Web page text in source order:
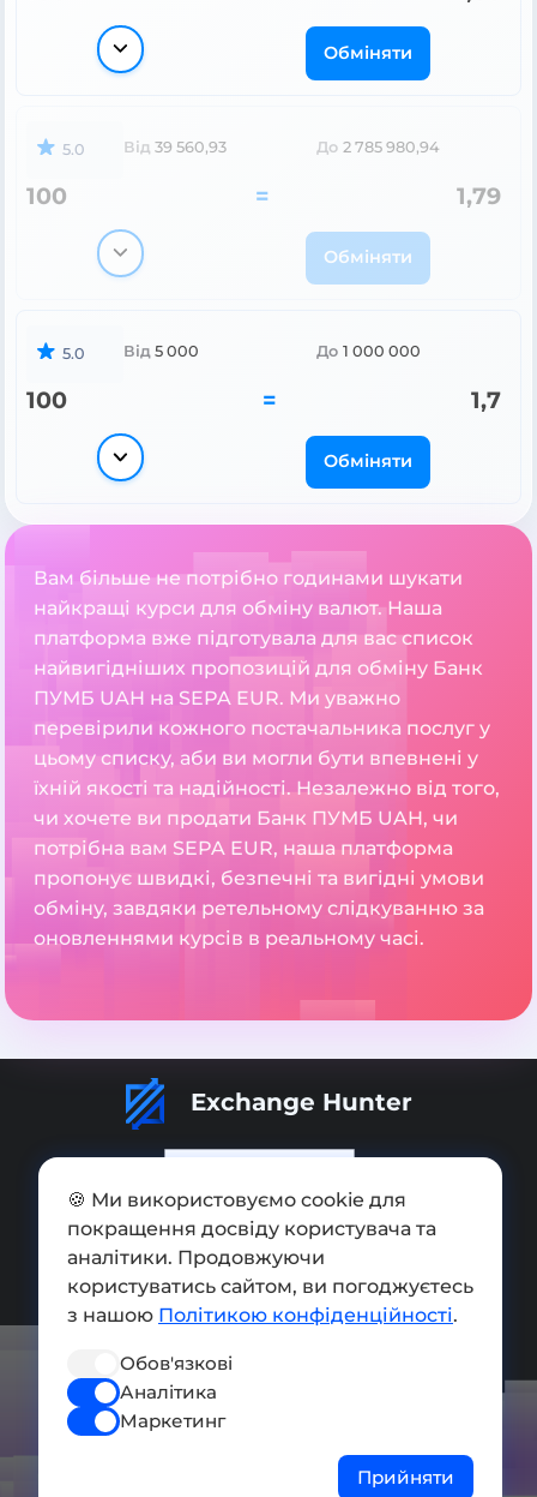
Обміняти
5.0 Від 39 560,93 До 2 785 980,94
100 = 1,79
Обміняти
5.0 Від 5 000 До 1 000 000
100 = 1,7
Обміняти
Вам більше не потрібно годинами шукати
найкращі курси для обміну валют. Наша
платформа вже підготувала для вас список
найвигідніших пропозицій для обміну Банк
ПУМБ UAH на SEPA EUR. Ми уважно
перевірили кожного постачальника послуг у
цьому списку, аби ви могли бути впевнені у
їхній якості та надійності. Незалежно від того,
чи хочете ви продати Банк ПУМБ UAH, чи
потрібна вам SEPA EUR, наша платформа
пропонує швидкі, безпечні та вигідні умови
обміну, завдяки ретельному слідкуванню за
оновленнями курсів в реальному часі.
Exchange Hunter
Додати обмінник
Мапа сайту
Press kit
Умови використання
Політика конфіденційності
🍪 Ми використовуємо cookie для
покращення досвіду користувача та
аналітики. Продовжуючи
користуватись сайтом, ви погоджуєтесь
з нашою Політикою конфіденційності.
Обов'язкові
Аналітика
Маркетинг
Прийняти